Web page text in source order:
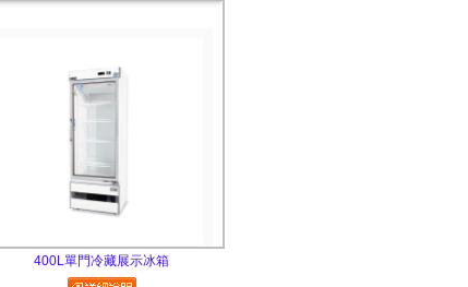
400L單門冷藏展示冰箱